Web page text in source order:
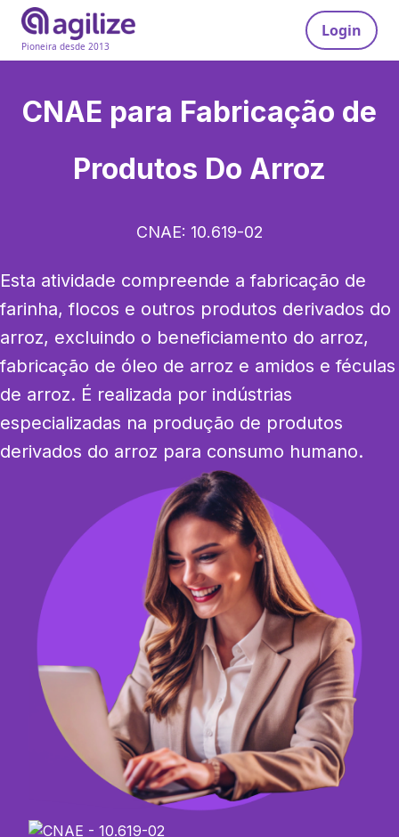
Pioneira desde 2013
Login
CNAE para Fabricação de
Produtos Do Arroz
CNAE: 10.619-02
Esta atividade compreende a fabricação de
farinha, flocos e outros produtos derivados do
arroz, excluindo o beneficiamento do arroz,
fabricação de óleo de arroz e amidos e féculas
de arroz. É realizada por indústrias
especializadas na produção de produtos
derivados do arroz para consumo humano.